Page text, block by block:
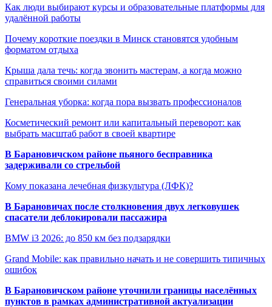
Как люди выбирают курсы и образовательные платформы для
удалённой работы
Почему короткие поездки в Минск становятся удобным
форматом отдыха
Крыша дала течь: когда звонить мастерам, а когда можно
справиться своими силами
Генеральная уборка: когда пора вызвать профессионалов
Косметический ремонт или капитальный переворот: как
выбрать масштаб работ в своей квартире
В Барановичском районе пьяного бесправника
задерживали со стрельбой
Кому показана лечебная физкультура (ЛФК)?
В Барановичах после столкновения двух легковушек
спасатели деблокировали пассажира
BMW i3 2026: до 850 км без подзарядки
Grand Mobile: как правильно начать и не совершить типичных
ошибок
В Барановичском районе уточнили границы населённых
пунктов в рамках административной актуализации